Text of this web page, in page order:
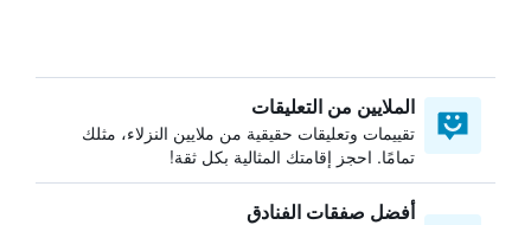
الملايين من التعليقات
تقييمات وتعليقات حقيقية من ملايين النزلاء، مثلك
تمامًا. احجز إقامتك المثالية بكل ثقة!
أفضل صفقات الفنادق